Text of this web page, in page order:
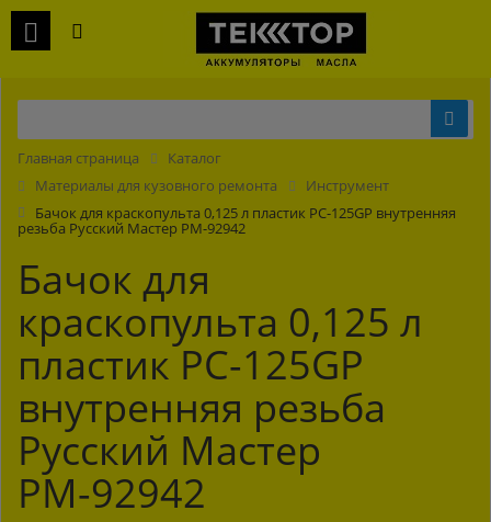
Главная страница
Каталог
Материалы для кузовного ремонта
Инструмент
Бачок для краскопульта 0,125 л пластик PC-125GP внутренняя
резьба Русский Мастер РМ-92942
Бачок для
краскопульта 0,125 л
пластик PC-125GP
внутренняя резьба
Русский Мастер
РМ-92942